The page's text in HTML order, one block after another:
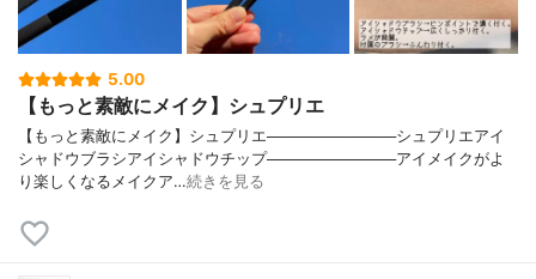
5.00
【もっと素敵にメイク】シュプリエ
【もっと素敵にメイク】シュプリエ────────────シュプリエアイ
シャドウブラシアイシャドウチップ────────────アイメイクがよ
り楽しくなるメイクア…続きを見る